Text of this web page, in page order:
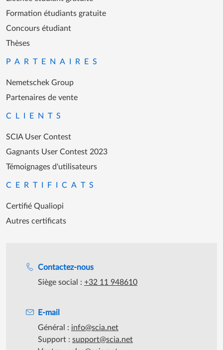
Contactez-nous
Siège social : +32 11 948610
E-mail
Général : info@scia.net
Support : support@scia.net
Formation étudiants gratuite
Concours étudiant
Thèses
PARTENAIRES
Nemetschek Group
Partenaires de vente
CLIENTS
SCIA User Contest
Gagnants User Contest 2023
Témoignages d'utilisateurs
CERTIFICATS
Certifié Qualiopi
Autres certificats